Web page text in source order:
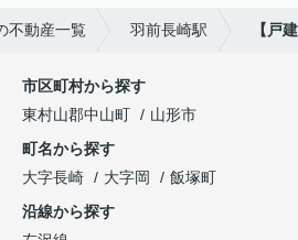
不動産一覧 羽前長崎駅 【戸
市区町村から探す
東村山郡中山町
山形市
町名から探す
大字長崎
大字岡
飯塚町
沿線から探す